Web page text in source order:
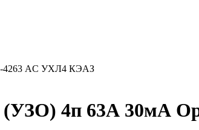
4263 AC УХЛ4 КЭАЗ
(УЗО) 4п 63А 30мА